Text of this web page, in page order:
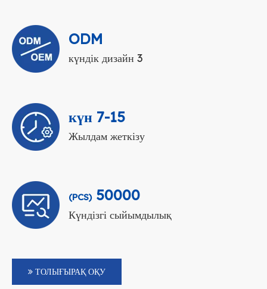
ODM
3 күндік дизайн
7-15 күн
Жылдам жеткізу
50000
(PCS)
Күндізгі сыйымдылық
ТОЛЫҒЫРАҚ ОҚУ